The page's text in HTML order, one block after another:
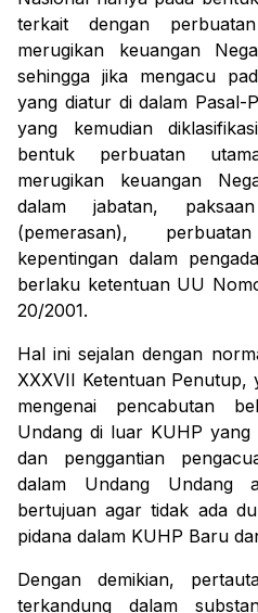
terkait dengan
merugikan keuangan
sehingga jika mengacu
yang diatur di dalam Pasal-
yang kemudian
bentuk perbuatan
merugikan keuangan
dalam jabatan,
(pemerasan),
kepentingan dalam
berlaku ketentuan UU
20/2001.
Hal ini sejalan dengan
XXXVII Ketentuan Penutup,
mengenai pencabutan
Undang di luar KUHP
dan penggantian
dalam Undang Undang
bertujuan agar tidak ada
pidana dalam KUHP Baru
Dengan demikian,
terkandung dalam